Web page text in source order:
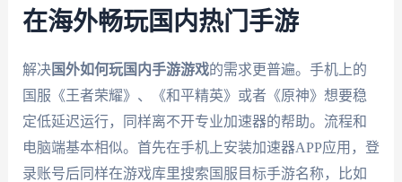
在海外畅玩国内热门手游
解决国外如何玩国内手游游戏的需求更普遍。手机上的
国服《王者荣耀》、《和平精英》或者《原神》想要稳
定低延迟运行，同样离不开专业加速器的帮助。流程和
电脑端基本相似。首先在手机上安装加速器APP应用，登
录账号后同样在游戏库里搜索国服目标手游名称，比如